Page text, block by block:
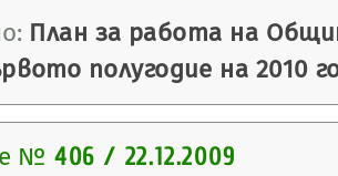
План за работа на
полугодие на 2010
№ 406 / 22.12.2009